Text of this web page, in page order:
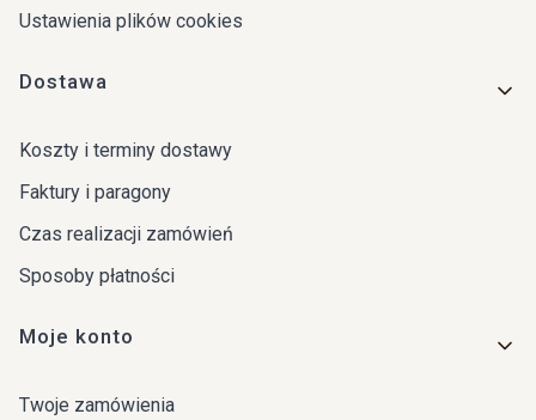
Ustawienia plików cookies
Dostawa
Koszty i terminy dostawy
Faktury i paragony
Czas realizacji zamówień
Sposoby płatności
Moje konto
Twoje zamówienia